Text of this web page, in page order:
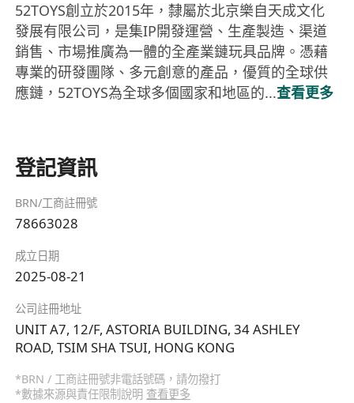
52TOYS創立於2015年，隸屬於北京樂自天成文化
發展有限公司，是集IP開發運營、生產製造、渠道
銷售、市場推廣為一體的全產業鏈玩具品牌。憑藉
專業的研發團隊、多元創意的產品，優質的全球供
應鏈，52TOYS為全球多個國家和地區的...查看更多
登記資訊
BRN/工商註冊號
78663028
成立日期
2025-08-21
公司註冊地址
UNIT A7, 12/F, ASTORIA BUILDING, 34 ASHLEY
ROAD, TSIM SHA TSUI, HONG KONG
*BRN / 工商註冊號非電話號碼，請勿撥打
*數據來源與責任限制說明 查看更多